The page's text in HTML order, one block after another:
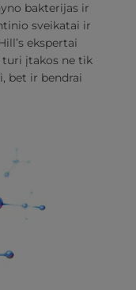
bakterijas ir
sveikatai ir
ekspertai
turi įtakos ne tik
bet ir bendrai